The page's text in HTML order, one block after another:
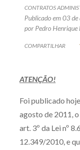
Guia de
CONTRATOS
Publicado em 03
por Pedro
COMPARTILHAR
ATENÇÃO!
Foi publicado
agosto de 2011,
art. 3º da Lei nº
12.349/2010, e